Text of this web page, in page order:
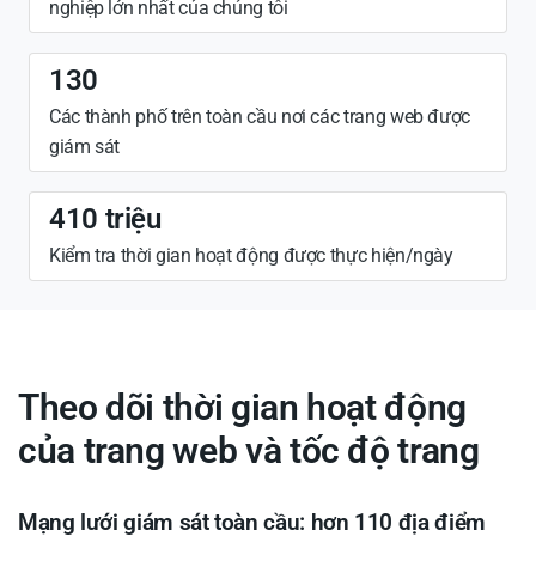
nghiệp lớn nhất của chúng tôi
130
Các thành phố trên toàn cầu nơi các trang web được
giám sát
410 triệu
Kiểm tra thời gian hoạt động được thực hiện/ngày
Theo dõi thời gian hoạt động
của trang web và tốc độ trang
Mạng lưới giám sát toàn cầu: hơn 110 địa điểm